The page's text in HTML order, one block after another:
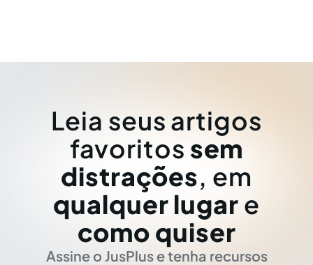
Leia seus artigos
favoritos sem
distrações, em
qualquer lugar e
como quiser
Assine o JusPlus e tenha recursos